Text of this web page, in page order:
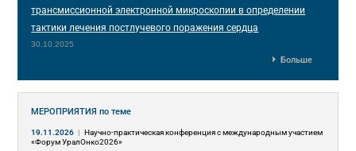
трансмиссионной электронной микроскопии в определении
тактики лечения постлучевого поражения сердца
30.10.2025
Больше
МЕРОПРИЯТИЯпо теме
19.11.2026 | Научно-практическая конференция с международным участием
«Форум УралОнко2026»